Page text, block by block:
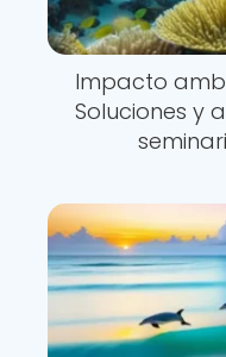
Impacto
Soluciones y